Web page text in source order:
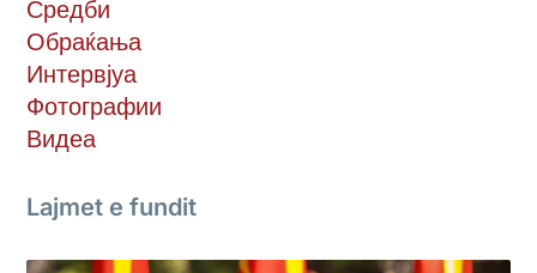
Средби
Обраќања
Интервјуа
Фотографии
Видеа
Lajmet e fundit